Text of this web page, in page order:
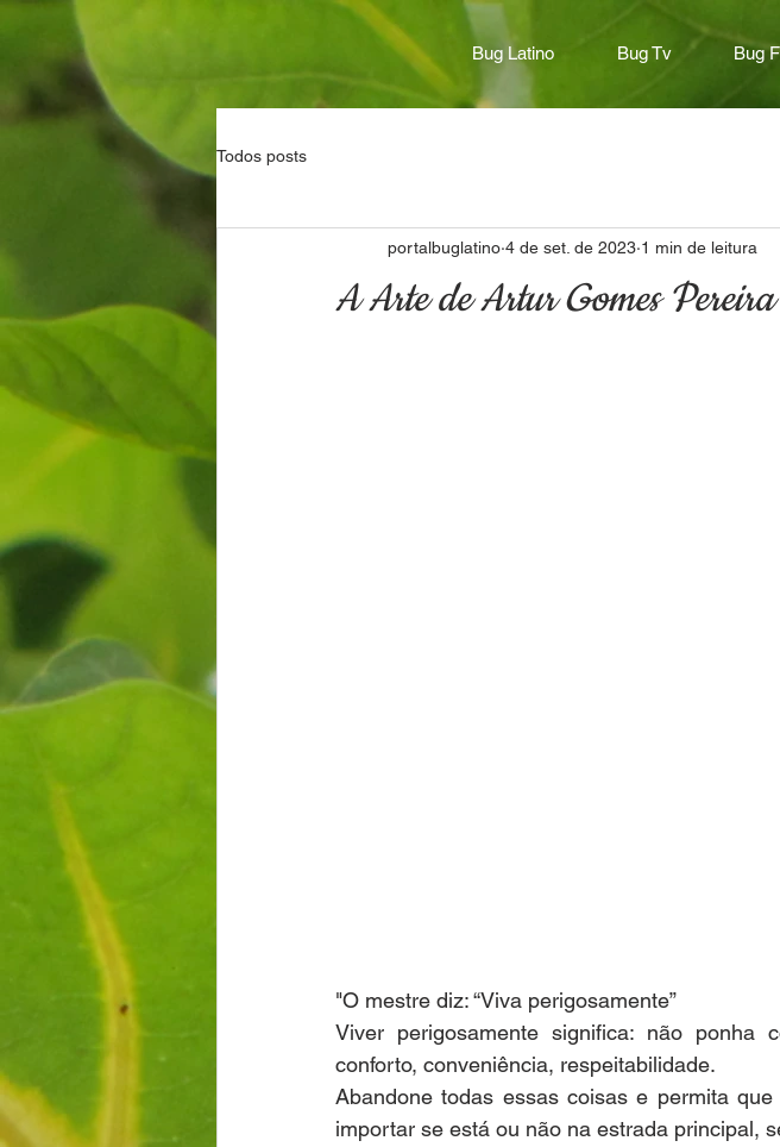
Bug Latino Bug Tv Bug
Todos posts
A Arte de Artur Gomes Pereira
portalbuglatino 4 de set. de 2023 1 min de leitura
"O mestre diz: “Viva perigosamente”
Viver perigosamente significa: não
conforto, conveniência, respeitabilidade.
Abandone todas essas coisas e permita
importar se está ou não na estrada principal,